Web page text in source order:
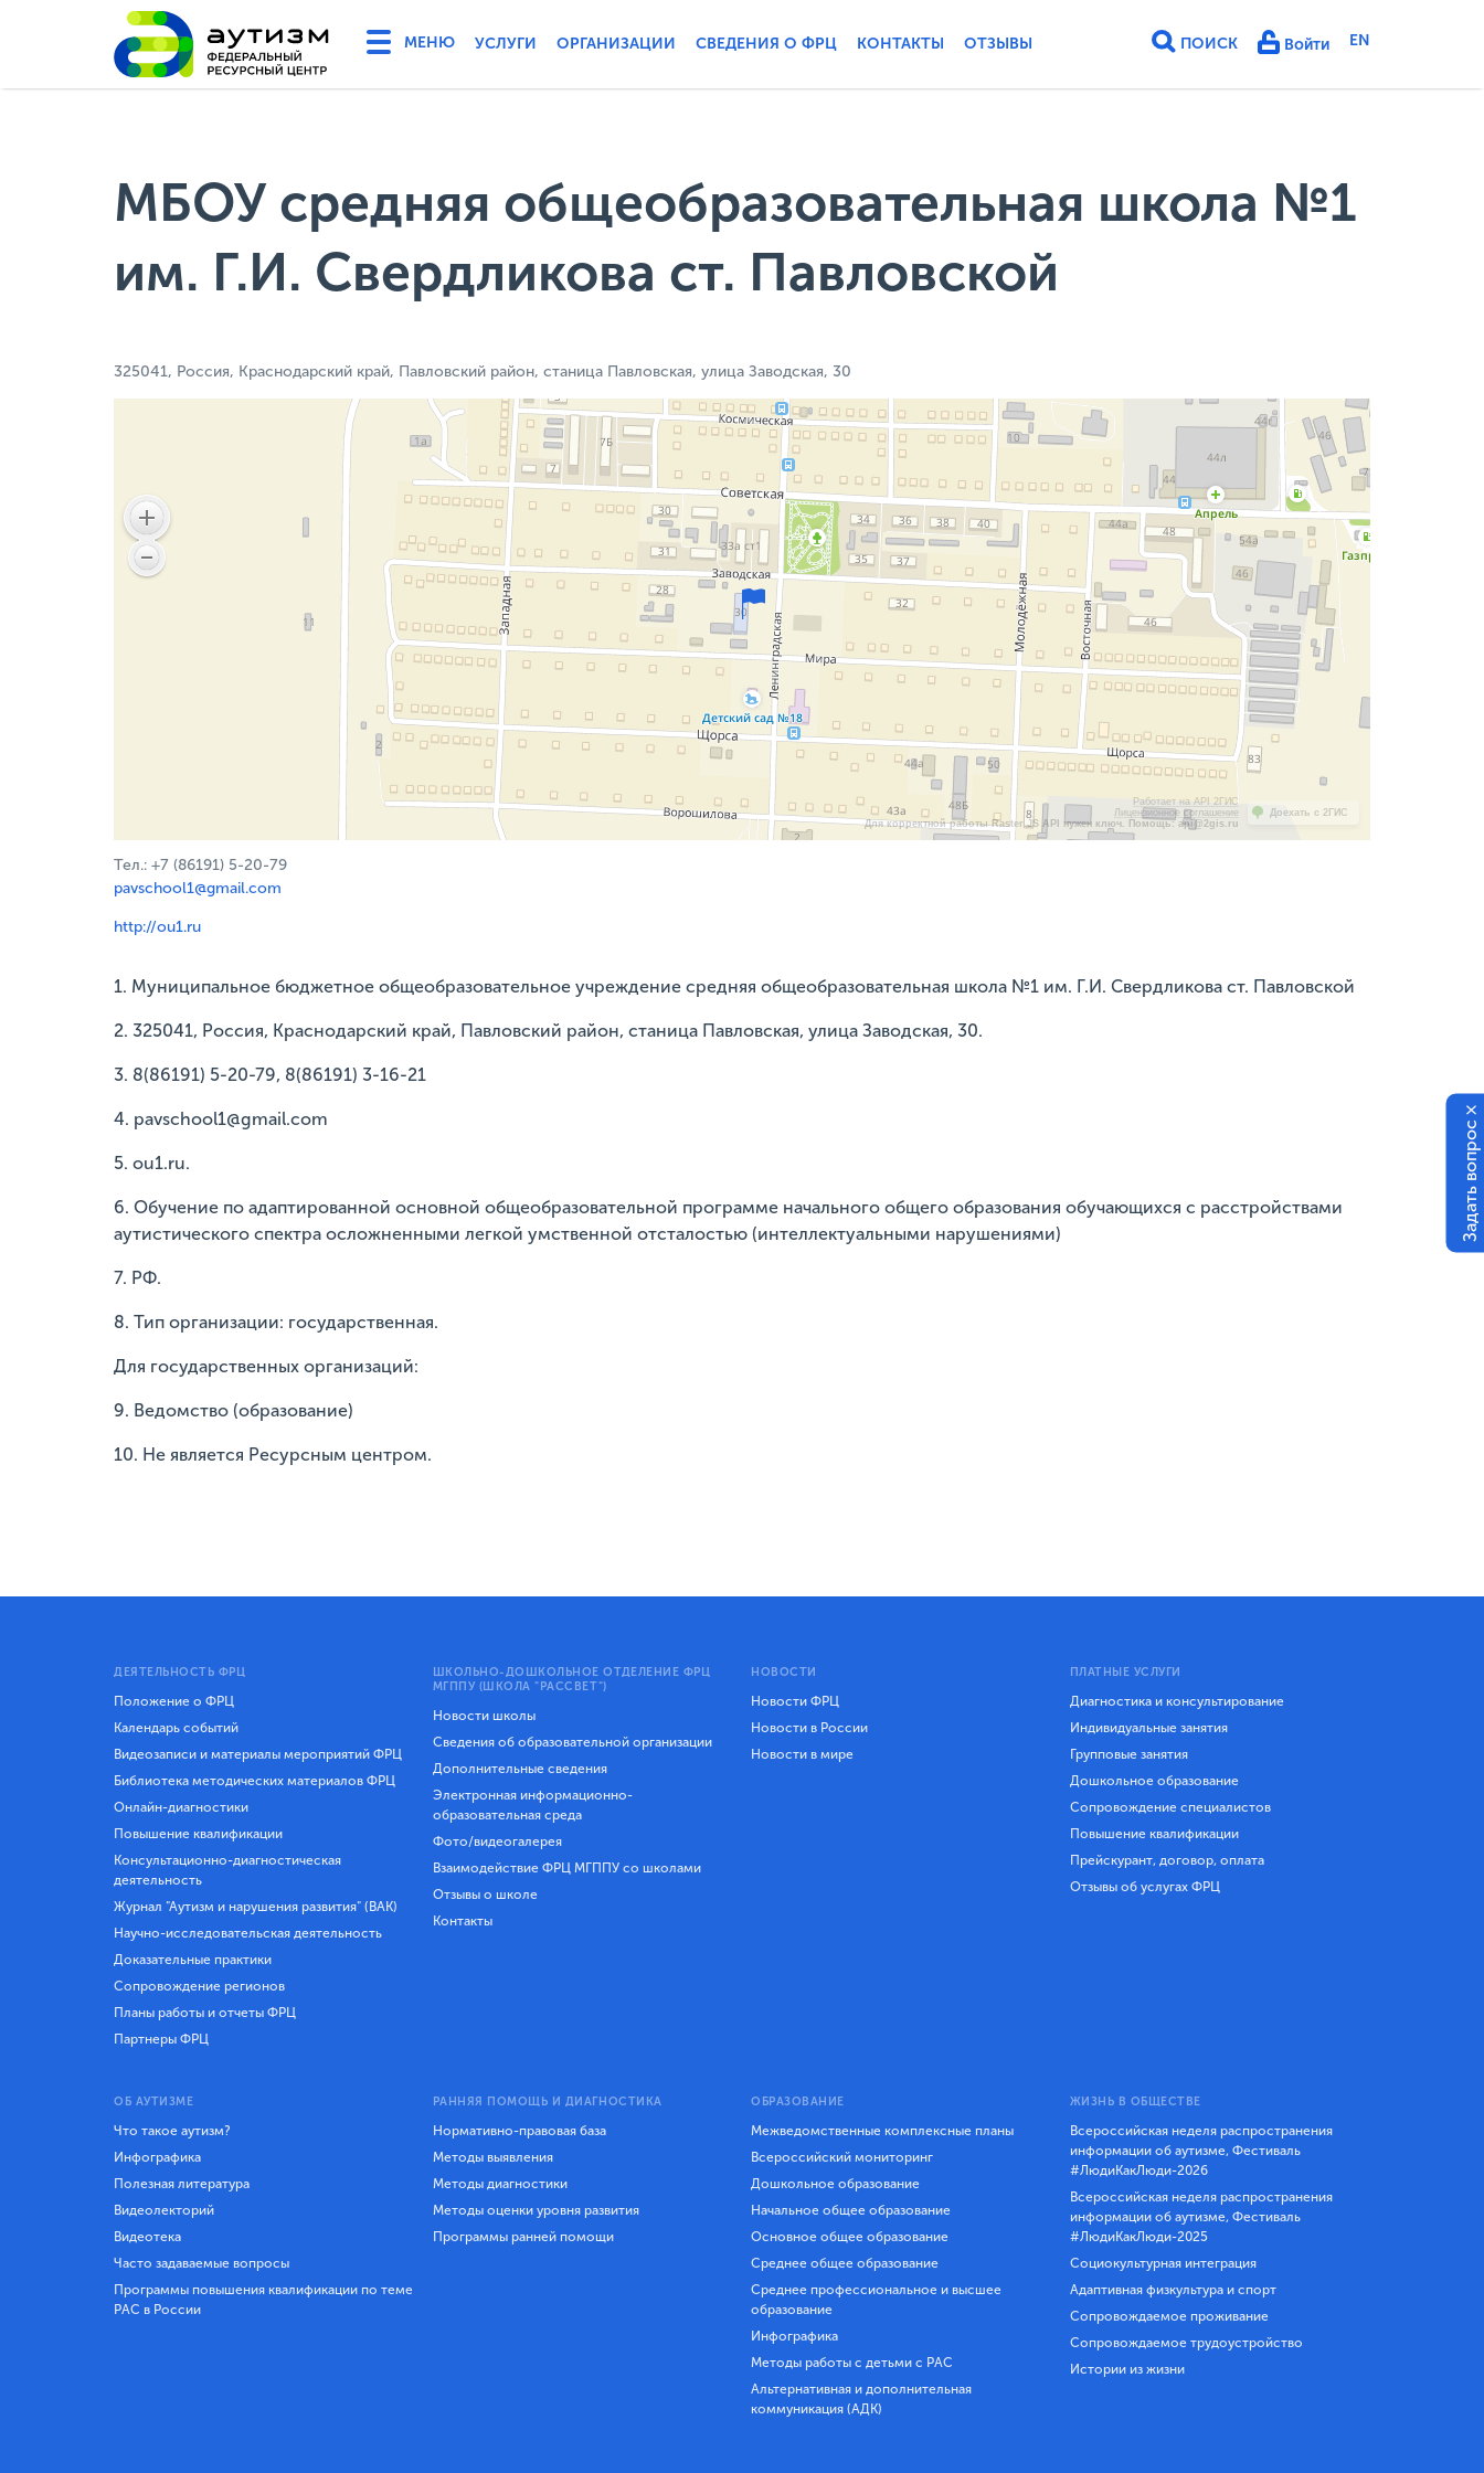
УСЛУГИ ОРГАНИЗАЦИИ СВЕДЕНИЯ О ФРЦ КОНТАКТЫ ОТЗЫВЫ ПОИСК Войти EN
МБОУ средняя общеобразовательная школа №1
им. Г.И. Свердликова ст. Павловской
325041, Россия, Краснодарский край, Павловский район, станица Павловская, улица Заводская, 30
Работает на API 2ГИС
Лицензионное соглашение
Для корректной работы Raster JS API нужен ключ. Помощь: api@2gis.ru
Доехать с 2ГИС
Тел.: +7 (86191) 5-20-79
pavschool1@gmail.com
http://ou1.ru
1. Муниципальное бюджетное общеобразовательное учреждение средняя общеобразовательная школа №1 им. Г.И. Свердликова ст. Павловской
2. 325041, Россия, Краснодарский край, Павловский район, станица Павловская, улица Заводская, 30.
3. 8(86191) 5-20-79, 8(86191) 3-16-21
4. pavschool1@gmail.com
5. ou1.ru.
6. Обучение по адаптированной основной общеобразовательной программе начального общего образования обучающихся с расстройствами
аутистического спектра осложненными легкой умственной отсталостью (интеллектуальными нарушениями)
7. РФ.
8. Тип организации: государственная.
Для государственных организаций:
9. Ведомство (образование)
10. Не является Ресурсным центром.
ДЕЯТЕЛЬНОСТЬ ФРЦ
Положение о ФРЦ
Календарь событий
Видеозаписи и материалы мероприятий ФРЦ
Библиотека методических материалов ФРЦ
Онлайн-диагностики
Повышение квалификации
Консультационно-диагностическая
деятельность
Журнал "Аутизм и нарушения развития" (ВАК)
Научно-исследовательская деятельность
Доказательные практики
Сопровождение регионов
Планы работы и отчеты ФРЦ
Партнеры ФРЦ
ШКОЛЬНО-ДОШКОЛЬНОЕ ОТДЕЛЕНИЕ ФРЦ
МГППУ (ШКОЛА "РАССВЕТ")
Новости школы
Сведения об образовательной организации
Дополнительные сведения
Электронная информационно-
образовательная среда
Фото/видеогалерея
Взаимодействие ФРЦ МГППУ со школами
Отзывы о школе
Контакты
НОВОСТИ
Новости ФРЦ
Новости в России
Новости в мире
ПЛАТНЫЕ УСЛУГИ
Диагностика и консультирование
Индивидуальные занятия
Групповые занятия
Дошкольное образование
Сопровождение специалистов
Повышение квалификации
Прейскурант, договор, оплата
Отзывы об услугах ФРЦ
ОБ АУТИЗМЕ
Что такое аутизм?
Инфографика
Полезная литература
Видеолекторий
Видеотека
Часто задаваемые вопросы
Программы повышения квалификации по теме
РАС в России
РАННЯЯ ПОМОЩЬ И ДИАГНОСТИКА
Нормативно-правовая база
Методы выявления
Методы диагностики
Методы оценки уровня развития
Программы ранней помощи
ОБРАЗОВАНИЕ
Межведомственные комплексные планы
Всероссийский мониторинг
Дошкольное образование
Начальное общее образование
Основное общее образование
Среднее общее образование
Среднее профессиональное и высшее
образование
Инфографика
Методы работы с детьми с РАС
Альтернативная и дополнительная
коммуникация (АДК)
ЖИЗНЬ В ОБЩЕСТВЕ
Всероссийская неделя распространения
информации об аутизме, Фестиваль
#ЛюдиКакЛюди-2026
Всероссийская неделя распространения
информации об аутизме, Фестиваль
#ЛюдиКакЛюди-2025
Социокультурная интеграция
Адаптивная физкультура и спорт
Сопровождаемое проживание
Сопровождаемое трудоустройство
Истории из жизни
Задать вопрос
×